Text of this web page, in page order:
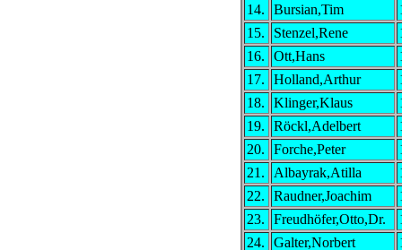
14.
Bursian,Tim
15.
Stenzel,Rene
16.
Ott,Hans
17.
Holland,Arthur
18.
Klinger,Klaus
19.
Röckl,Adelbert
20.
Forche,Peter
21.
Albayrak,Atilla
22.
Raudner,Joachim
23.
Freudhöfer,Otto,Dr.
24.
Galter,Norbert